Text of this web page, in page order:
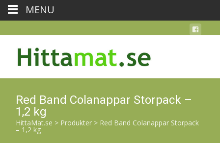
Red Band Colanappar Storpack –
1,2 kg
HittaMat.se > Produkter > Red Band Colanappar Storpack
– 1,2 kg
MENU